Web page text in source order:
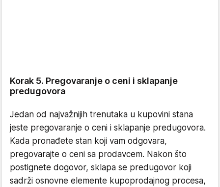
Korak 5. Pregovaranje o ceni i sklapanje
predugovora
Jedan od najvažnijih trenutaka u kupovini stana
jeste pregovaranje o ceni i sklapanje predugovora.
Kada pronađete stan koji vam odgovara,
pregovarajte o ceni sa prodavcem. Nakon što
postignete dogovor, sklapa se predugovor koji
sadrži osnovne elemente kupoprodajnog procesa,